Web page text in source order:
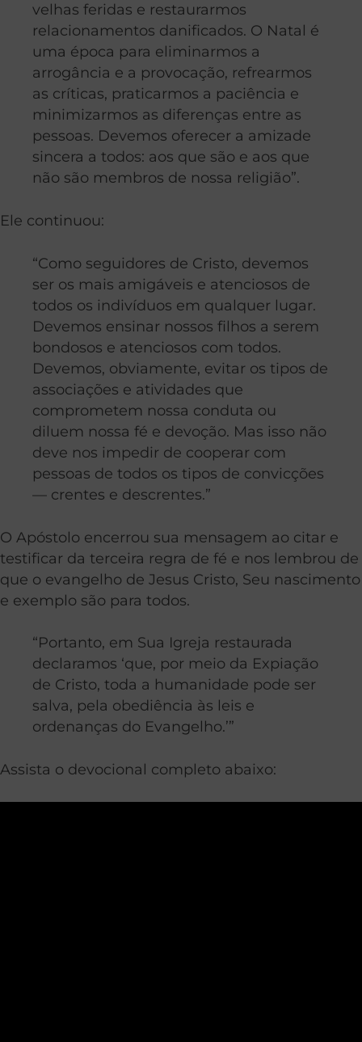
velhas feridas e restaurarmos
relacionamentos danificados. O Natal é
uma época para eliminarmos a
arrogância e a provocação, refrearmos
as críticas, praticarmos a paciência e
minimizarmos as diferenças entre as
pessoas. Devemos oferecer a amizade
sincera a todos: aos que são e aos que
não são membros de nossa religião”.
Ele continuou:
“Como seguidores de Cristo, devemos
ser os mais amigáveis e atenciosos de
todos os indivíduos em qualquer lugar.
Devemos ensinar nossos filhos a serem
bondosos e atenciosos com todos.
Devemos, obviamente, evitar os tipos de
associações e atividades que
comprometem nossa conduta ou
diluem nossa fé e devoção. Mas isso não
deve nos impedir de cooperar com
pessoas de todos os tipos de convicções
— crentes e descrentes.”
O Apóstolo encerrou sua mensagem ao citar e
testificar da terceira regra de fé e nos lembrou de
que o evangelho de Jesus Cristo, Seu nascimento
e exemplo são para todos.
“Portanto, em Sua Igreja restaurada
declaramos ‘que, por meio da Expiação
de Cristo, toda a humanidade pode ser
salva, pela obediência às leis e
ordenanças do Evangelho.’”
Assista o devocional completo abaixo: